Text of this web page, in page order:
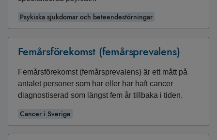
Psykiska sjukdomar och beteendestörningar
Femårsförekomst (femårsprevalens)
Femårsförekomst (femårsprevalens) är ett mått på
antalet personer som har eller har haft cancer
diagnostiserad som längst fem år tillbaka i tiden.
Cancer i Sverige